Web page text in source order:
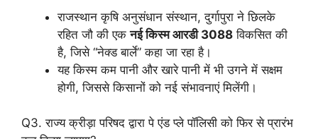
राजस्थान कृषि अनुसंधान संस्थान, दुर्गापुरा ने छिलके
रहित जौ की एकनई किस्म आरडी 3088 विकसित की
है, जिसे “नेक्ड बार्ले” कहा जा रहा है।
यह किस्म कम पानी और खारे पानी में भी उगने में सक्षम
होगी, जिससे किसानों को नई संभावनाएं मिलेंगी।
Q3. राज्य क्रीड़ा परिषद द्वारा पे एंड प्ले पॉलिसी को फिर से प्रारंभ